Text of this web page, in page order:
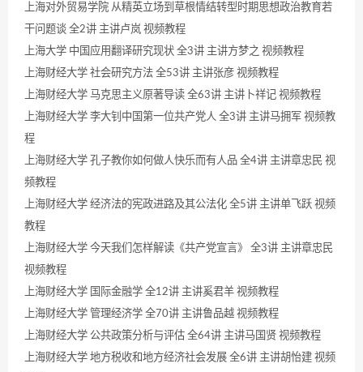
上海对外贸易学院 从精英立场到草根情结转型时期思想政治教育若
干问题谈 全2讲 主讲卢岚 视频教程
上海大学 中国应用翻译研究现状 全3讲 主讲方梦之 视频教程
上海财经大学 社会研究方法 全53讲 主讲张彦 视频教程
上海财经大学 马克思主义原著导读 全63讲 主讲卜祥记 视频教程
上海财经大学 李大钊中国第一位共产党人 全3讲 主讲马拥军 视频教
程
上海财经大学 孔子教你如何做人快乐而有人品 全4讲 主讲章忠民 视
频教程
上海财经大学 经济法的宪政进路及其公法化 全5讲 主讲单飞跃 视频
教程
上海财经大学 今天我们怎样解读《共产党宣言》 全3讲 主讲章忠民
视频教程
上海财经大学 国际金融学 全12讲 主讲奚君羊 视频教程
上海财经大学 管理经济学 全70讲 主讲鲁品越 视频教程
上海财经大学 公共政策分析与评估 全64讲 主讲马国贤 视频教程
上海财经大学 地方税收和地方经济社会发展 全6讲 主讲胡怡建 视频